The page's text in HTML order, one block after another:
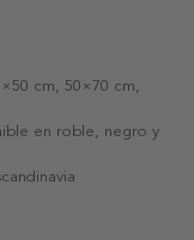
cm, 50×70 cm,
en roble, negro y